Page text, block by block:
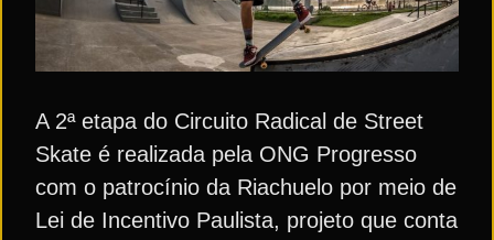
A 2ª etapa do Circuito Radical de Street
Skate é realizada pela ONG Progresso
com o patrocínio da Riachuelo por meio de
Lei de Incentivo Paulista, projeto que conta